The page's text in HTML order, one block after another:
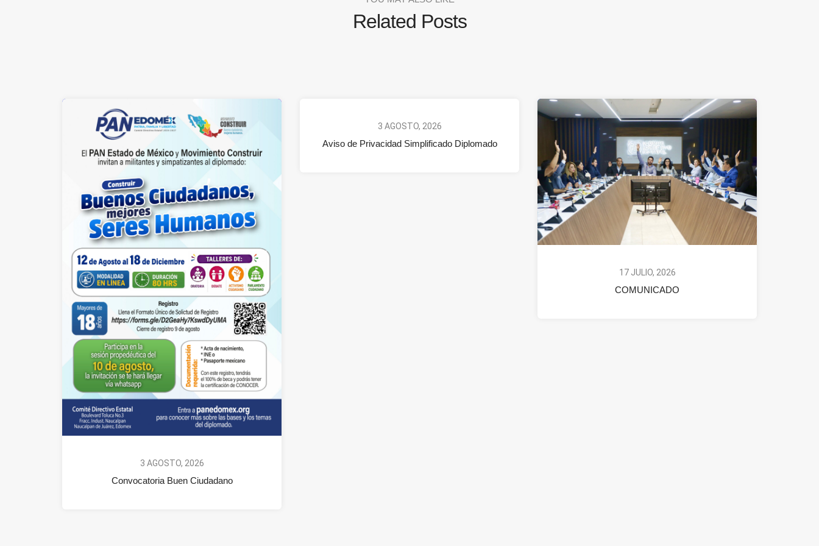
Related Posts
3 AGOSTO, 2026
Convocatoria Buen Ciudadano
3 AGOSTO, 2026
Aviso de Privacidad Simplificado Diplomado
17 JULIO, 2026
COMUNICADO